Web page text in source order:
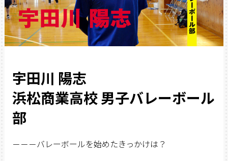
宇田川 陽志
浜松商業高校 男子バレーボール
部
－－－バレーボールを始めたきっかけは？